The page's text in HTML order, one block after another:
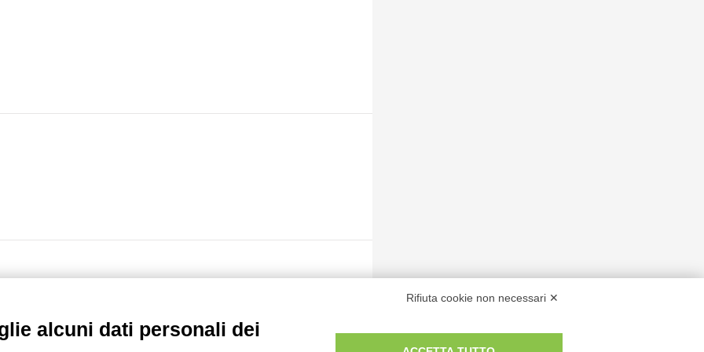
Rifiuta cookie non necessari ✕
alcuni dati personali dei